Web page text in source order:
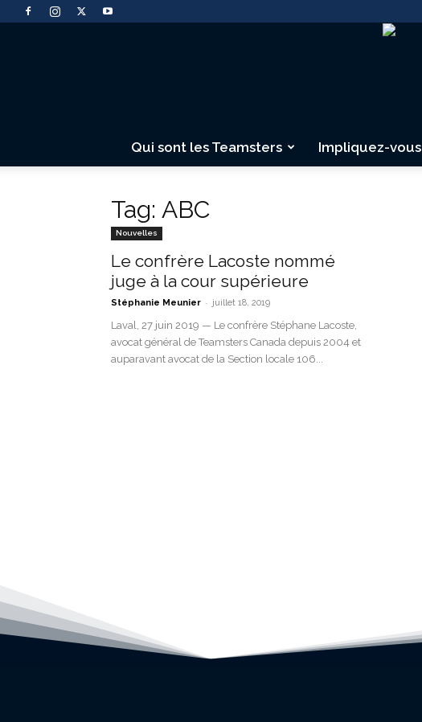
Qui sont les Teamsters Impliquez-vous
Tag: ABC
Nouvelles
Le confrère Lacoste nommé
juge à la cour supérieure
Stéphanie Meunier - juillet 18, 2019
Laval, 27 juin 2019 — Le confrère Stéphane Lacoste,
avocat général de Teamsters Canada depuis 2004 et
auparavant avocat de la Section locale 106...